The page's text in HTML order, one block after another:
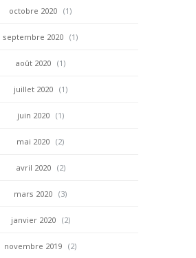
octobre 2020 (1)
septembre 2020 (1)
août 2020 (1)
juillet 2020 (1)
juin 2020 (1)
mai 2020 (2)
avril 2020 (2)
mars 2020 (3)
janvier 2020 (2)
novembre 2019 (2)